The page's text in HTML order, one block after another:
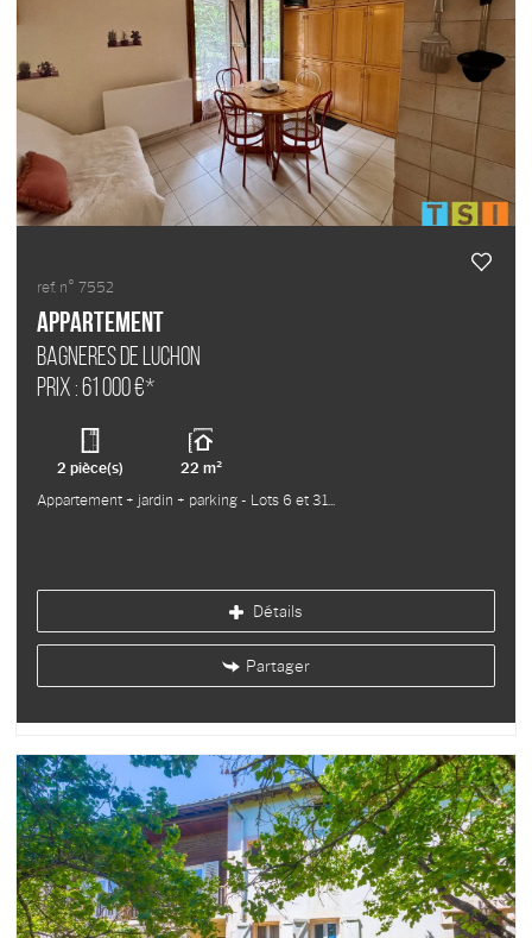
ref. n° 7552
Appartement
BAGNERES DE LUCHON
Prix : 61 000 €*
2 pièce(s)
22 m²
Appartement + jardin + parking - Lots 6 et 31
Détails
Partager